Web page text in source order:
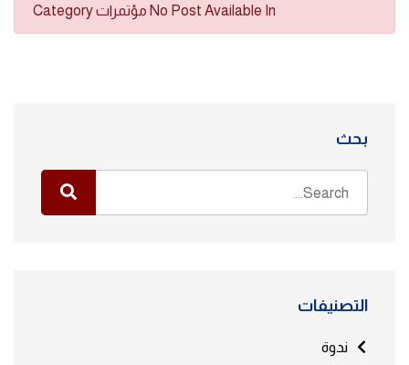
No Post Available In مؤتمرات Category
بحث
التصنيفات
ندوة